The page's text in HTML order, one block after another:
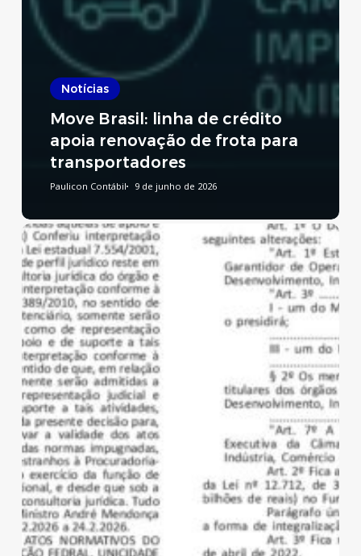
Notícias
Move Brasil: linha de crédito
apoia renovação de frota para
transportadores
Paulicon Contábil 9 de junho de 2026
Reforma
Tributária:
publicado
decreto
que
regulamenta
a
CBS